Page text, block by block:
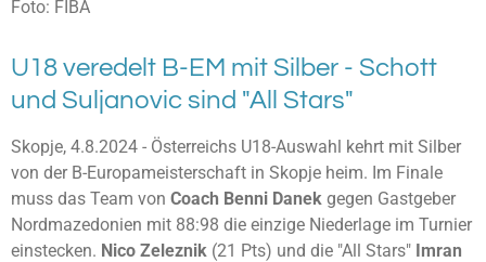
Foto: FIBA
U18 veredelt B-EM mit Silber - Schott
und Suljanovic sind "All Stars"
Skopje, 4.8.2024 - Österreichs U18-Auswahl kehrt mit Silber
von der B-Europameisterschaft in Skopje heim. Im Finale
muss das Team von Coach Benni Danek gegen Gastgeber
Nordmazedonien mit 88:98 die einzige Niederlage im Turnier
einstecken. Nico Zeleznik (21 Pts) und die "All Stars" Imran